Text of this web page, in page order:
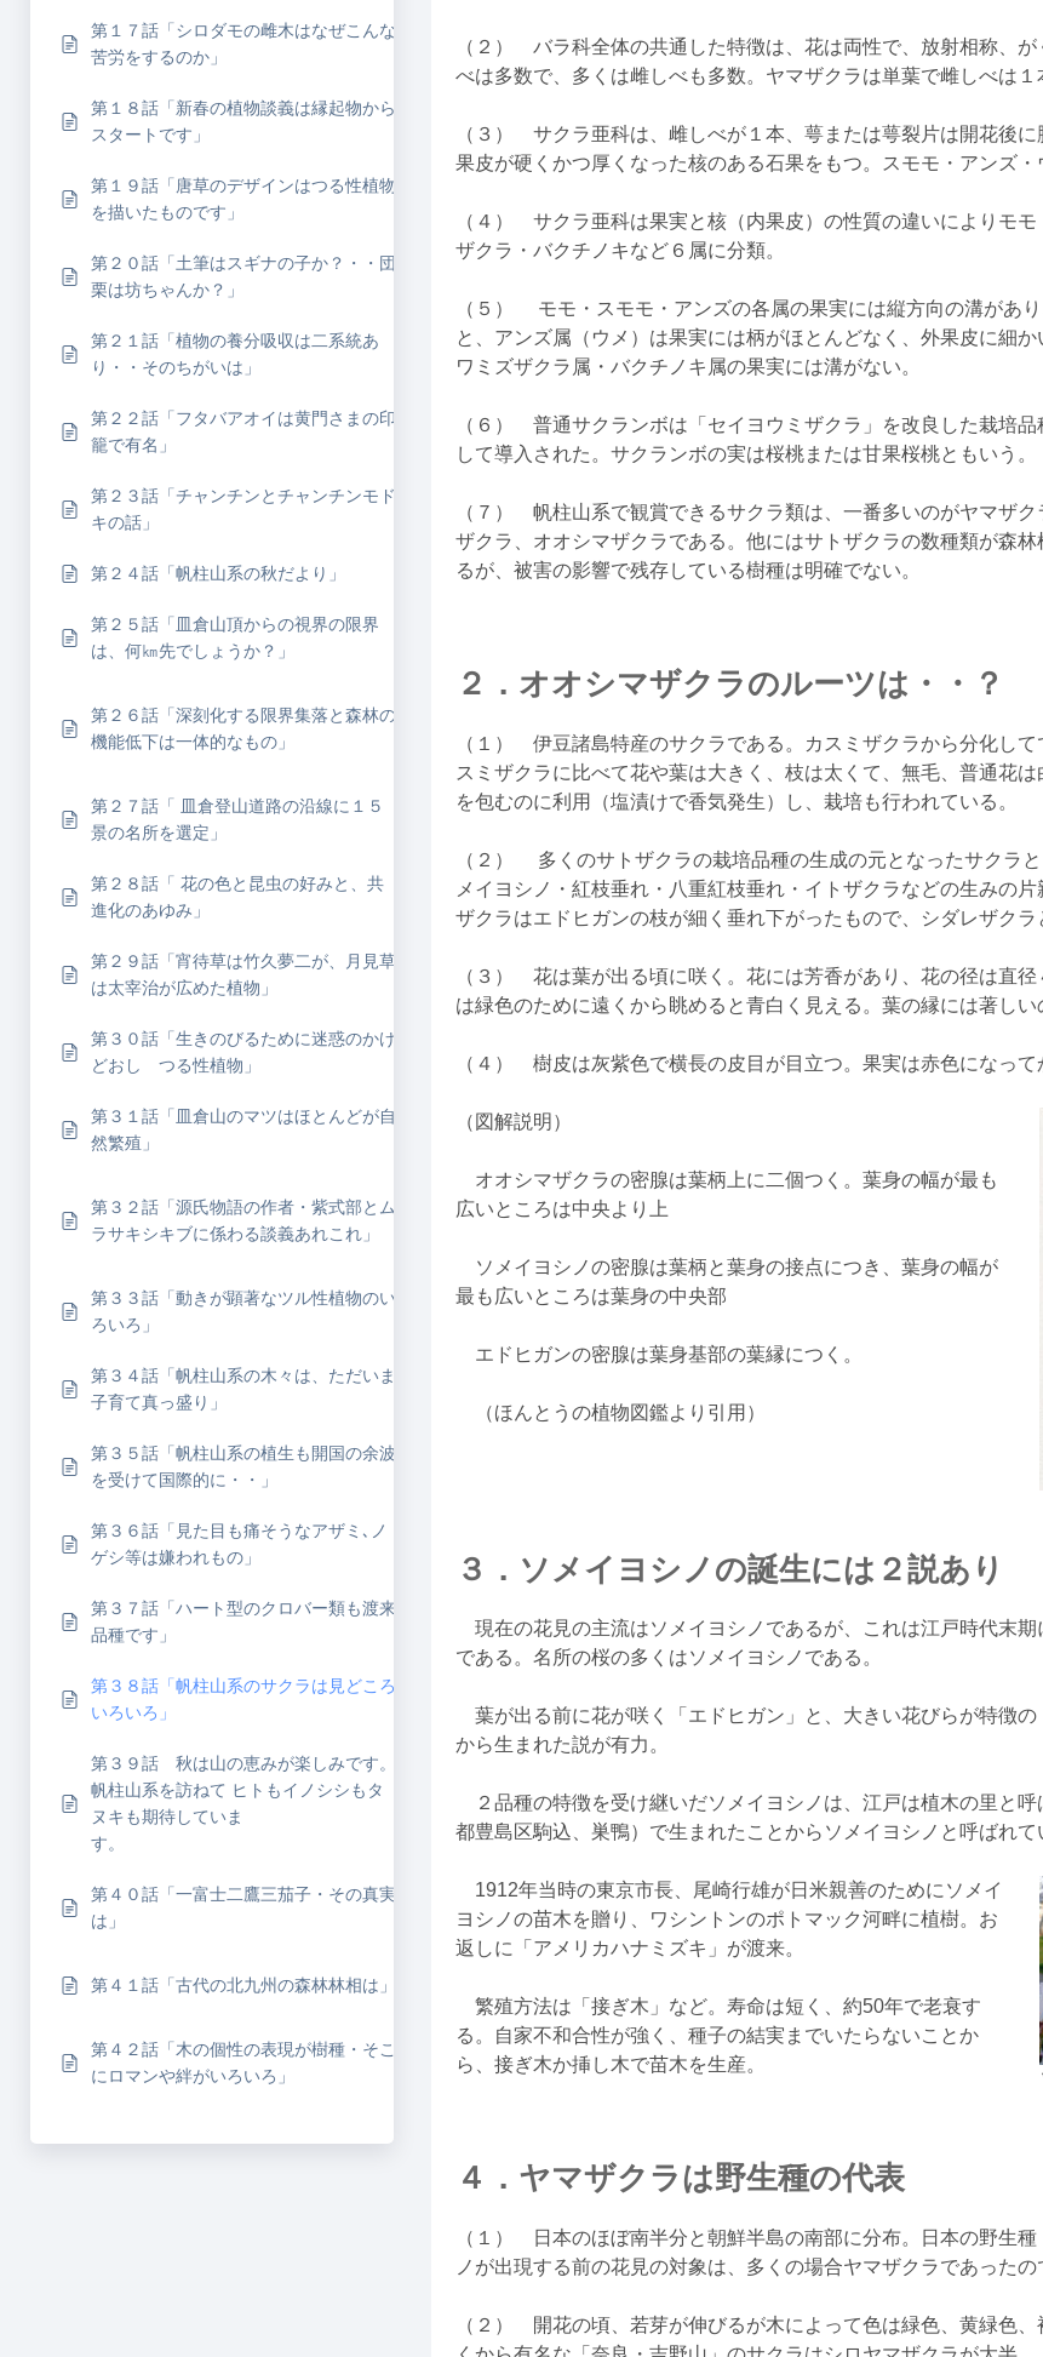
第１７話「シロダモの雌木はなぜこんな
苦労をするのか」
第１８話「新春の植物談義は縁起物から
スタートです」
第１９話「唐草のデザインはつる性植物
を描いたものです」
第２０話「土筆はスギナの子か？・・団
栗は坊ちゃんか？」
第２１話「植物の養分吸収は二系統あ
り・・そのちがいは」
第２２話「フタバアオイは黄門さまの印
籠で有名」
第２３話「チャンチンとチャンチンモド
キの話」
第２４話「帆柱山系の秋だより」
第２５話「皿倉山頂からの視界の限界
は、何㎞先でしょうか？」
第２６話「深刻化する限界集落と森林の
機能低下は一体的なもの」
第２７話「 皿倉登山道路の沿線に１５
景の名所を選定」
第２８話「 花の色と昆虫の好みと、共
進化のあゆみ」
第２９話「宵待草は竹久夢二が、月見草
は太宰治が広めた植物」
第３０話「生きのびるために迷惑のかけ
どおし つる性植物」
第３１話「皿倉山のマツはほとんどが自
然繁殖」
第３２話「源氏物語の作者・紫式部とム
ラサキシキブに係わる談義あれこれ」
第３３話「動きが顕著なツル性植物のい
ろいろ」
第３４話「帆柱山系の木々は、ただいま
子育て真っ盛り」
第３５話「帆柱山系の植生も開国の余波
を受けて国際的に・・」
第３６話「見た目も痛そうなアザミ､ノ
ゲシ等は嫌われもの」
第３７話「ハート型のクロバー類も渡来
品種です」
第３８話「帆柱山系のサクラは見どころ
いろいろ」
第３９話 秋は山の恵みが楽しみです。
帆柱山系を訪ねて ヒトもイノシシもタ
ヌキも期待していま
す。
第４０話「一富士二鷹三茄子・その真実
は」
第４１話「古代の北九州の森林林相は」
第４２話「木の個性の表現が樹種・そこ
にロマンや絆がいろいろ」
（２） バラ科全体の共通した特徴は、花は両性で、放射相称、
べは多数で、多くは雌しべも多数。ヤマザクラは単葉で雌しべは１
（３） サクラ亜科は、雌しべが１本、萼または萼裂片は開花後
果皮が硬くかつ厚くなった核のある石果をもつ。スモモ・アンズ・
（４） サクラ亜科は果実と核（内果皮）の性質の違いによりモ
ザクラ・バクチノキなど６属に分類。
（５） モモ・スモモ・アンズの各属の果実には縦方向の溝があ
と、アンズ属（ウメ）は果実には柄がほとんどなく、外果皮に細
ワミズザクラ属・バクチノキ属の果実には溝がない。
（６） 普通サクランボは「セイヨウミザクラ」を改良した栽培品
して導入された。サクランボの実は桜桃または甘果桜桃ともいう。
（７） 帆柱山系で観賞できるサクラ類は、一番多いのがヤマザ
ザクラ、オオシマザクラである。他にはサトザクラの数種類が森
るが、被害の影響で残存している樹種は明確でない。
２．オオシマザクラのルーツは・・？
（１） 伊豆諸島特産のサクラである。カスミザクラから分化し
スミザクラに比べて花や葉は大きく、枝は太くて、無毛、普通花
を包むのに利用（塩漬けで香気発生）し、栽培も行われている。
（２） 多くのサトザクラの栽培品種の生成の元となったサクラ
メイヨシノ・紅枝垂れ・八重紅枝垂れ・イトザクラなどの生みの
ザクラはエドヒガンの枝が細く垂れ下がったもので、シダレザクラ
（３） 花は葉が出る頃に咲く。花には芳香があり、花の径は直
は緑色のために遠くから眺めると青白く見える。葉の縁には著しい
（４） 樹皮は灰紫色で横長の皮目が目立つ。果実は赤色になって
（図解説明）
オオシマザクラの密腺は葉柄上に二個つく。葉身の幅が最も
広いところは中央より上
ソメイヨシノの密腺は葉柄と葉身の接点につき、葉身の幅が
最も広いところは葉身の中央部
エドヒガンの密腺は葉身基部の葉縁につく。
（ほんとうの植物図鑑より引用）
３．ソメイヨシノの誕生には２説あり
現在の花見の主流はソメイヨシノであるが、これは江戸時代末
である。名所の桜の多くはソメイヨシノである。
葉が出る前に花が咲く「エドヒガン」と、大きい花びらが特徴
から生まれた説が有力。
２品種の特徴を受け継いだソメイヨシノは、江戸は植木の里と
都豊島区駒込、巣鴨）で生まれたことからソメイヨシノと呼ばれて
1912年当時の東京市長、尾崎行雄が日米親善のためにソメイ
ヨシノの苗木を贈り、ワシントンのポトマック河畔に植樹。お
返しに「アメリカハナミズキ」が渡来。
繁殖方法は「接ぎ木」など。寿命は短く、約50年で老衰す
る。自家不和合性が強く、種子の結実までいたらないことか
ら、接ぎ木か挿し木で苗木を生産。
４．ヤマザクラは野生種の代表
（１） 日本のほぼ南半分と朝鮮半島の南部に分布。日本の野生
ノが出現する前の花見の対象は、多くの場合ヤマザクラであったの
（２） 開花の頃、若芽が伸びるが木によって色は緑色、黄緑色